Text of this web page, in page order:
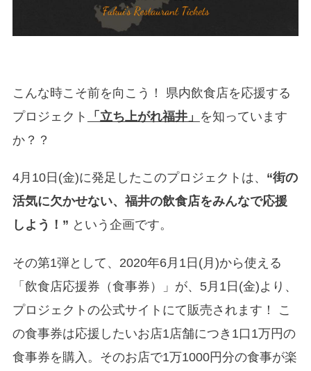
こんな時こそ前を向こう！ 県内飲食店を応援する
プロジェクト
「立ち上がれ福井」 を知っています
か？？
4月10日(金)に発足したこのプロジェクトは、 “街の
活気に欠かせない、福井の飲食店をみんなで応援
しよう！” という企画です。
その第1弾として、2020年6月1日(月)から使える
「飲食店応援券（食事券）」が、5月1日(金)より、
プロジェクトの公式サイトにて販売されます！ こ
の食事券は応援したいお店1店舗につき1口1万円の
食事券を購入。そのお店で1万1000円分の食事が楽